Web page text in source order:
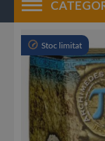
Stoc limitat